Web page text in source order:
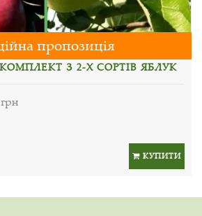
пропозиція
З 2-Х СОРТІВ ЯБЛУК
КУПИТИ